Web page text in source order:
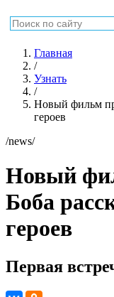
Главная
/
Узнать
/
Новый фильм
героев
/news/
Новый
Боба
героев
Первая